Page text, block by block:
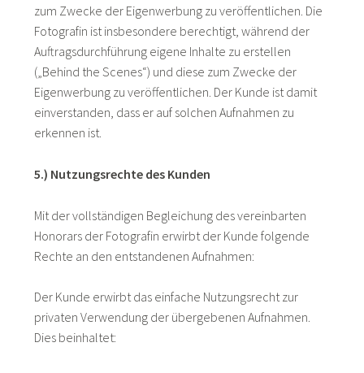
zum Zwecke der Eigenwerbung zu veröffentlichen. Die
Fotografin ist insbesondere berechtigt, während der
Auftragsdurchführung eigene Inhalte zu erstellen
(„Behind the Scenes“) und diese zum Zwecke der
Eigenwerbung zu veröffentlichen. Der Kunde ist damit
einverstanden, dass er auf solchen Aufnahmen zu
erkennen ist.
5.) Nutzungsrechte des Kunden
Mit der vollständigen Begleichung des vereinbarten
Honorars der Fotografin erwirbt der Kunde folgende
Rechte an den entstandenen Aufnahmen:
Der Kunde erwirbt das einfache Nutzungsrecht zur
privaten Verwendung der übergebenen Aufnahmen.
Dies beinhaltet: